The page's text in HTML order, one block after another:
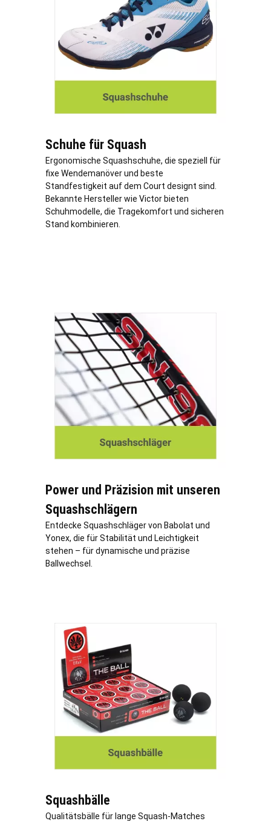
Schuhe für Squash
Ergonomische Squashschuhe, die speziell für
fixe Wendemanöver und beste
Standfestigkeit auf dem Court designt sind.
Bekannte Hersteller wie Victor bieten
Schuhmodelle, die Tragekomfort und sicheren
Stand kombinieren.
Power und Präzision mit unseren
Squashschlägern
Entdecke Squashschläger von Babolat und
Yonex, die für Stabilität und Leichtigkeit
stehen – für dynamische und präzise
Ballwechsel.
Squashbälle
Qualitätsbälle für lange Squash-Matches